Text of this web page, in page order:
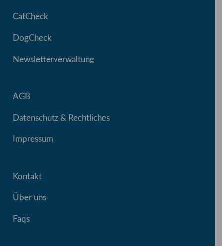
CatCheck
DogCheck
Newsletterverwaltung
AGB
Datenschutz & Rechtliches
Impressum
Kontakt
Über uns
Faqs